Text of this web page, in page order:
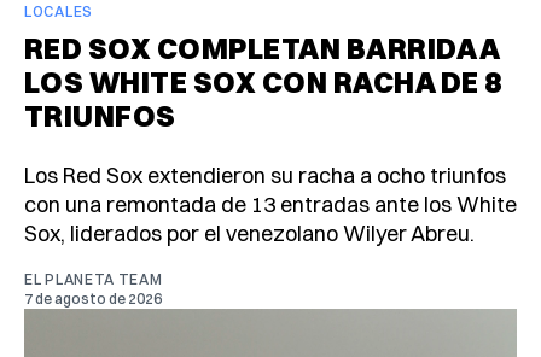
LOCALES
RED SOX COMPLETAN BARRIDA A
LOS WHITE SOX CON RACHA DE 8
TRIUNFOS
Los Red Sox extendieron su racha a ocho triunfos
con una remontada de 13 entradas ante los White
Sox, liderados por el venezolano Wilyer Abreu.
EL PLANETA TEAM
7 de agosto de 2026